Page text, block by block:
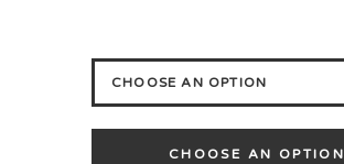
CHOOSE AN OPTION
CHOOSE AN OPTION